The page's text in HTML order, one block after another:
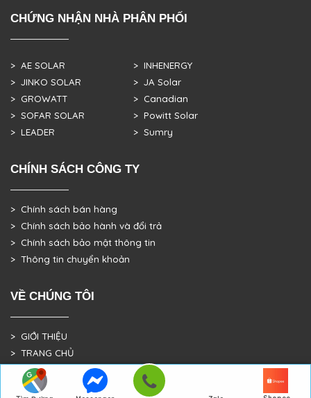
CHỨNG NHẬN NHÀ PHÂN PHỐI
> AE SOLAR
> JINKO SOLAR
> GROWATT
> SOFAR SOLAR
> LEADER
> INHENERGY
> JA Solar
> Canadian
> Powitt Solar
> Sumry
CHÍNH SÁCH CÔNG TY
> Chính sách bán hàng
> Chính sách bảo hành và đổi trả
> Chính sách bảo mật thông tin
> Thông tin chuyển khoản
VỀ CHÚNG TÔI
> GIỚI THIỆU
> TRANG CHỦ
> DỰ ÁN THỰC TẾ